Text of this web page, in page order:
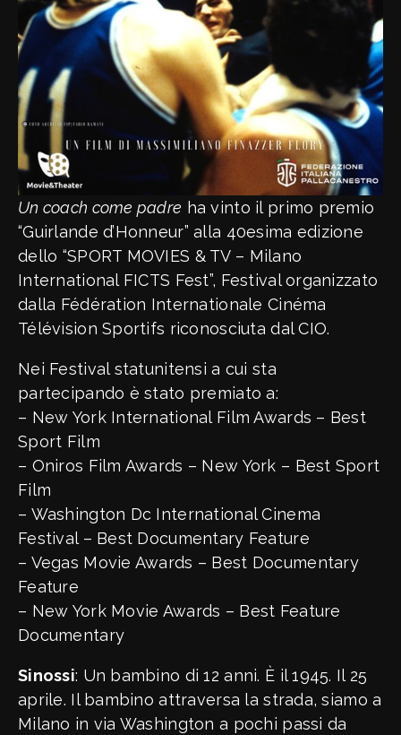
Un coach come padre ha vinto il primo premio
“Guirlande d’Honneur” alla 40esima edizione
dello “SPORT MOVIES & TV – Milano
International FICTS Fest”, Festival organizzato
dalla Fédération Internationale Cinéma
Télévision Sportifs riconosciuta dal CIO.
Nei Festival statunitensi a cui sta
partecipando è stato premiato a:
– New York International Film Awards – Best
Sport Film
– Oniros Film Awards – New York – Best Sport
Film
– Washington Dc International Cinema
Festival – Best Documentary Feature
– Vegas Movie Awards – Best Documentary
Feature
– New York Movie Awards – Best Feature
Documentary
Sinossi: Un bambino di 12 anni. È il 1945. Il 25
aprile. Il bambino attraversa la strada, siamo a
Milano in via Washington a pochi passi da